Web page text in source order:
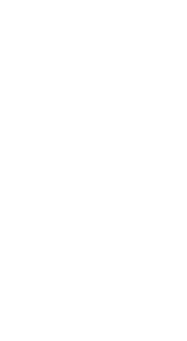
Termo
je
Z tejto